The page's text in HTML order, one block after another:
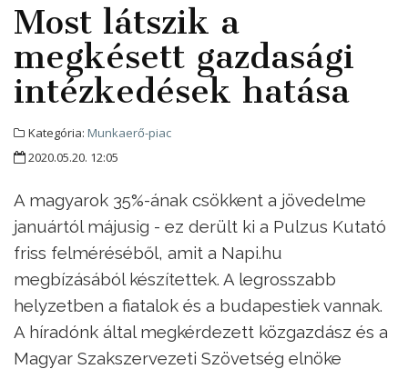
Most látszik a
megkésett gazdasági
intézkedések hatása
Kategória: Munkaerő-piac
2020.05.20. 12:05
A magyarok 35%-ának csökkent a jövedelme
januártól májusig - ez derült ki a Pulzus Kutató
friss felméréséből, amit a Napi.hu
megbízásából készítettek. A legrosszabb
helyzetben a fiatalok és a budapestiek vannak.
A híradónk által megkérdezett közgazdász és a
Magyar Szakszervezeti Szövetség elnöke